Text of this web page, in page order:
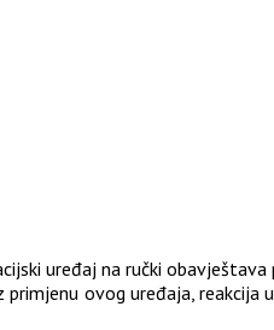
uređaj na ručki
ovog uređaja, reakcija